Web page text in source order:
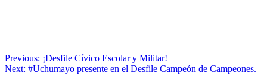
Navegación
Previous: ¡Desfile Cívico Escolar y Militar!
Next: #Uchumayo presente en el Desfile Campeón de Campeones.